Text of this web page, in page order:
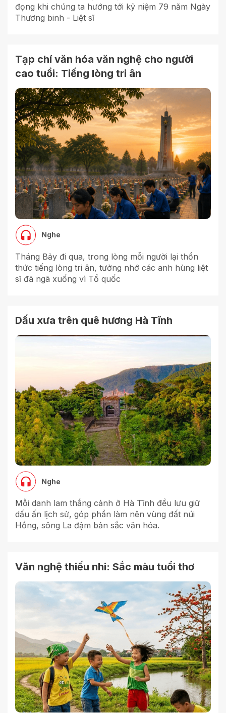
đọng khi chúng ta hướng tới kỷ niệm 79 năm Ngày
Thương binh - Liệt sĩ
Tạp chí văn hóa văn nghệ cho người
cao tuổi: Tiếng lòng tri ân
Nghe
Tháng Bảy đi qua, trong lòng mỗi người lại thổn
thức tiếng lòng tri ân, tưởng nhớ các anh hùng liệt
sĩ đã ngã xuống vì Tổ quốc
Dấu xưa trên quê hương Hà Tĩnh
Nghe
Mỗi danh lam thắng cảnh ở Hà Tĩnh đều lưu giữ
dấu ấn lịch sử, góp phần làm nên vùng đất núi
Hồng, sông La đậm bản sắc văn hóa.
Văn nghệ thiếu nhi: Sắc màu tuổi thơ